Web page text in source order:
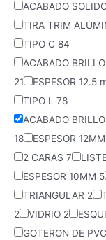
ACABADO
TIRA TRIM
TIPO C 84
ACABADO BRILLO
21
ESPESOR 12.5
TIPO L 78
ACABADO BRILLO
18
ESPESOR 12MM
2 CARAS 7
ESPESOR 10MM 5
TRIANGULAR 2
2
VIDRIO 2
GOTERON DE PVC